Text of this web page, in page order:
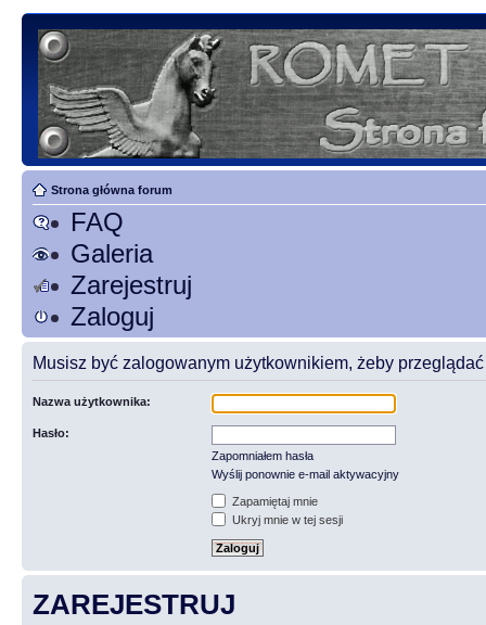
Strona główna forum
FAQ
Galeria
Zarejestruj
Zaloguj
Musisz być zalogowanym użytkownikiem, żeby przeglądać
Nazwa użytkownika:
Hasło:
Zapomniałem hasła
Wyślij ponownie e-mail aktywacyjny
Zapamiętaj mnie
Ukryj mnie w tej sesji
ZAREJESTRUJ